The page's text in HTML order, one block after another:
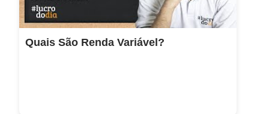
Quais São Renda Variável?